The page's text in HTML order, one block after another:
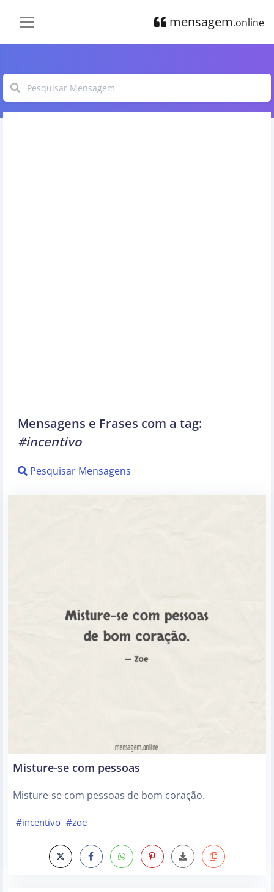
mensagem.online
Mensagens e Frases com a tag:
#incentivo
Pesquisar Mensagens
Misture-se com pessoas
Misture-se com pessoas de bom coração.
#incentivo #zoe